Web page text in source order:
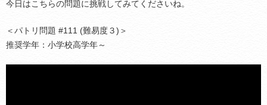
今日はこちらの問題に挑戦してみてくださいね。
＜パトリ問題 #111 (難易度３)＞
推奨学年：小学校高学年～